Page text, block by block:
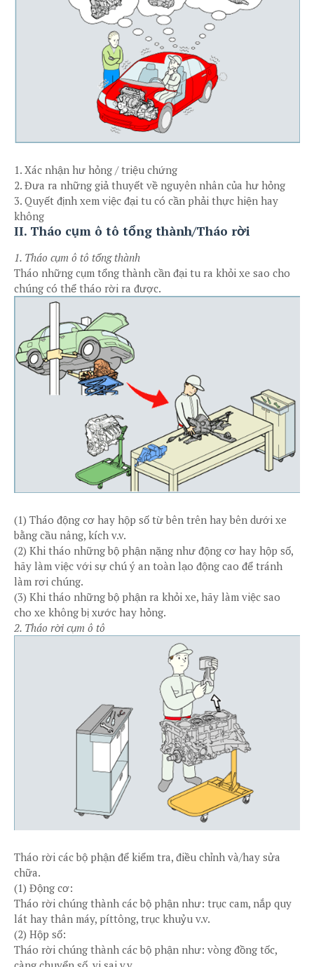
1. Xác nhận hư hỏng / triệu chứng
2. Đưa ra những giả thuyết về nguyên nhân của hư hỏng
3. Quyết định xem việc đại tu có cần phải thực hiện hay
không
II. Tháo cụm ô tô tổng thành/Tháo rời
1. Tháo cụm ô tô tổng thành
Tháo những cụm tổng thành cần đại tu ra khỏi xe sao cho
chúng có thể tháo rời ra được.
(1) Tháo động cơ hay hộp số từ bên trên hay bên dưới xe
bằng cầu nâng, kích v.v.
(2) Khi tháo những bộ phận nặng như động cơ hay hộp số,
hãy làm việc với sự chú ý an toàn lạo động cao để tránh
làm rơi chúng.
(3) Khi tháo những bộ phận ra khỏi xe, hãy làm việc sao
cho xe không bị xước hay hỏng.
2. Tháo rời cụm ô tô
Tháo rời các bộ phận để kiểm tra, điều chỉnh và/hay sửa
chữa.
(1) Động cơ:
Tháo rời chúng thành các bộ phận như: trục cam, nắp quy
lát hay thân máy, píttông, trục khuỷu v.v.
(2) Hộp số:
Tháo rời chúng thành các bộ phận như: vòng đồng tốc,